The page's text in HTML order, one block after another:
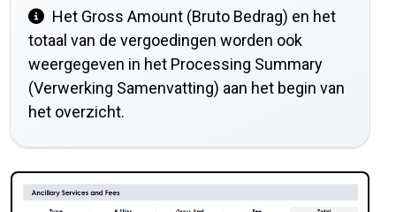
Het Gross Amount (Bruto Bedrag) en het
totaal van de vergoedingen worden ook
weergegeven in het Processing Summary
(Verwerking Samenvatting) aan het begin van
het overzicht.